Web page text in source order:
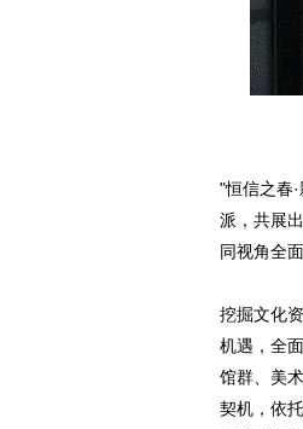
"恒信之春
派，共展
同视角全
挖掘文化
机遇，全
馆群、美
契机，依